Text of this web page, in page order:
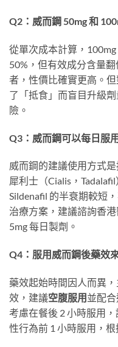
Q2：威而鋼 50mg 和
從單次成本計算，
50%，但有效成分含量
者，性價比確實更高。
了「抵食」而盲目升級
險。
Q3：威而鋼可以每日服
威而鋼的建議使用方式
犀利士（Cialis，
Sildenafil 的半衰期較短
治療方案，建議諮詢香
5mg 每日製劑。
Q4：服用威而鋼後藥效
藥效起始時間因人而異
效，建議空腹服用並配
考慮在餐後 2 小時服用
性行為前 1 小時服用，